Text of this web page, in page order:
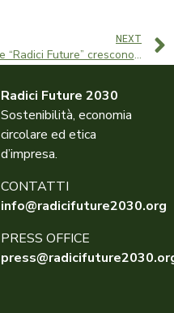
NEXT
Le “Radici Future” crescono con la seconda edizione
Radici Future 2030
Sostenibilità, economia
circolare ed etica
d’impresa.
CONTATTI
info@radicifuture2030.org
PRESS OFFICE